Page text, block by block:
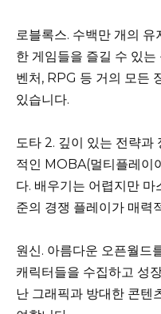
로블록스. 수백만 개의
한 게임들을 즐길 수 있
벤처, RPG 등 거의 모든
있습니다.
도타 2. 깊이 있는 전략과
적인 MOBA(멀티플레이
다. 배우기는 어렵지만
준의 경쟁 플레이가 매력
원신. 아름다운 오픈월드
캐릭터들을 수집하고 성
난 그래픽과 방대한 콘텐